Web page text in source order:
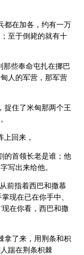
都在加各，约有一万
至于倒毙的就有十
些奉命屯扎在挪巴
人的军营，那军营
捉住了米甸那两个王
回来，
的首领长老是谁；他
写出来给他。
前指着西巴和撒慕
现在已在你手中、
在你看，西巴和撒
拿了来，用荆条和枳
踹在荆条枳棘